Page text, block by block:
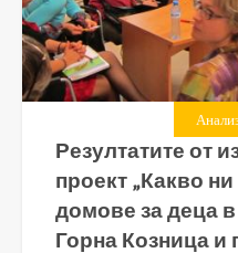
Резултатите от
проект „Какво
домове за деца
Горна Козница и